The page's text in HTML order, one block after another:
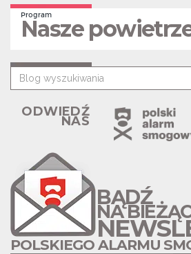
Program
Nasze
ODWIEDŹ
NAS
BĄDŹ
NA
POLSKIEGO ALARMU